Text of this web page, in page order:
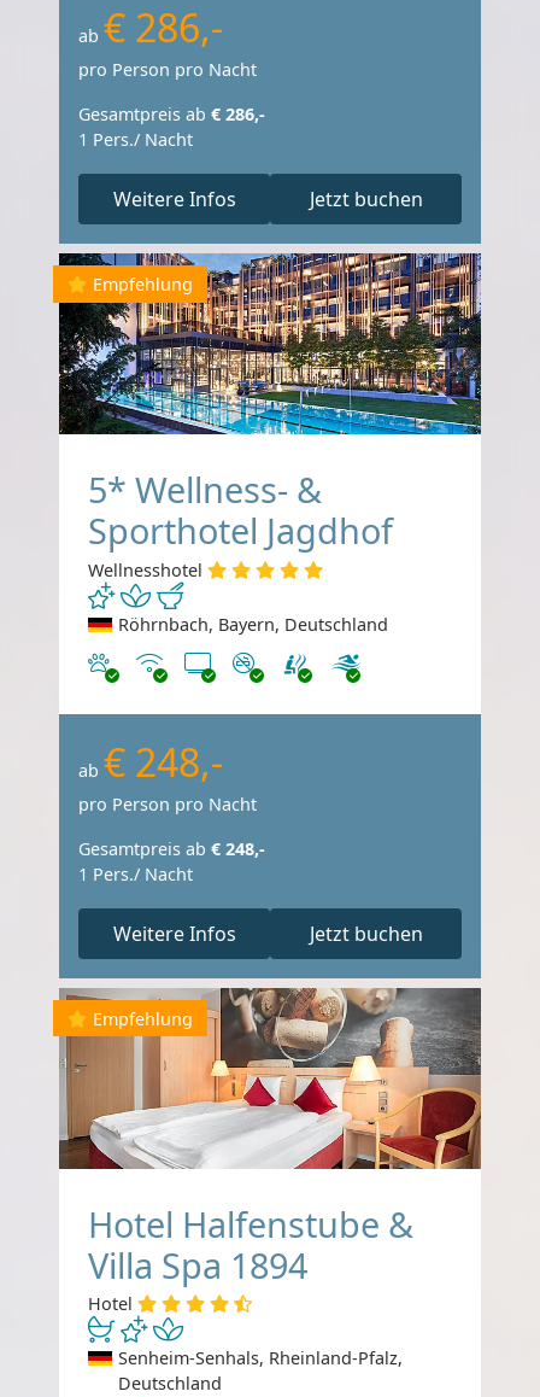
ab € 286,-
pro Person pro Nacht
Gesamtpreis ab € 286,-
1 Pers./ Nacht
Weitere Infos Jetzt buchen
Empfehlung
5* Wellness- &
Sporthotel Jagdhof
Wellnesshotel
Röhrnbach, Bayern, Deutschland
Haustiere erlaubt
InternetTV Nichtraucher
ab € 248,-
pro Person pro Nacht
Gesamtpreis ab € 248,-
1 Pers./ Nacht
Weitere Infos Jetzt buchen
Empfehlung
Hotel Halfenstube &
Villa Spa 1894
Hotel
Senheim-Senhals, Rheinland-Pfalz,
Deutschland